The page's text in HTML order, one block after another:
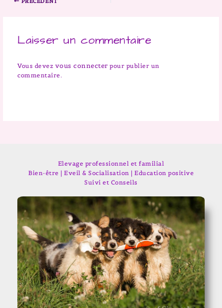
Laisser un commentaire
Vous devez vous connecter pour publier un
commentaire.
Elevage professionnel et familial
Bien-être | Eveil & Socialisation | Education positive
Suivi et Conseils